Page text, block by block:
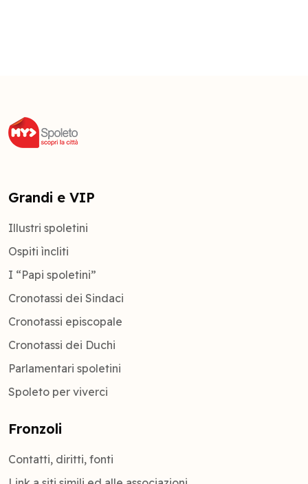
Grandi e VIP
Illustri spoletini
Ospiti ìncliti
I “Papi spoletini”
Cronotassi dei Sindaci
Cronotassi episcopale
Cronotassi dei Duchi
Parlamentari spoletini
Spoleto per viverci
Fronzoli
Contatti, diritti, fonti